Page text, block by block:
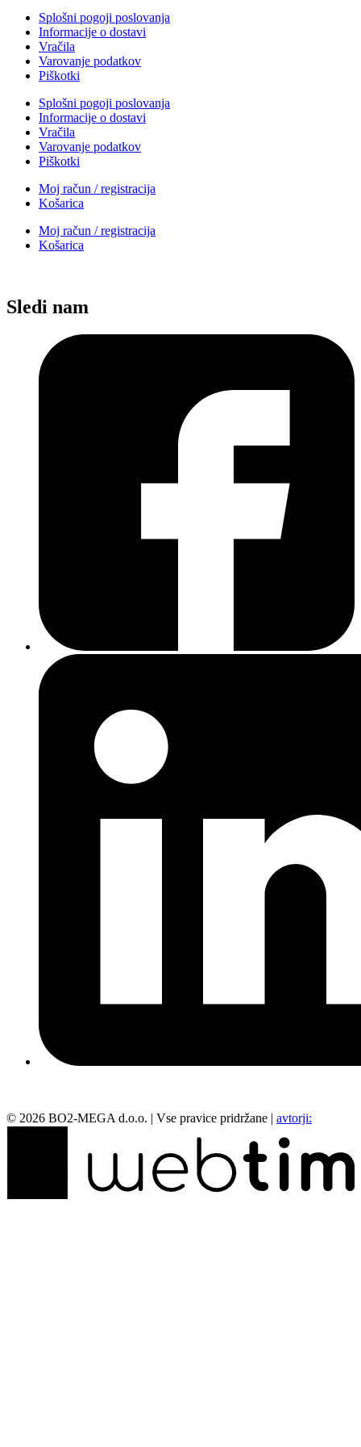
Splošni pogoji poslovanja
Informacije o dostavi
Vračila
Varovanje podatkov
Piškotki
Splošni pogoji poslovanja
Informacije o dostavi
Vračila
Varovanje podatkov
Piškotki
Moj račun / registracija
Košarica
Moj račun / registracija
Košarica
Sledi nam
© 2026 BO2-MEGA d.o.o. | Vse pravice pridržane | avtorji: